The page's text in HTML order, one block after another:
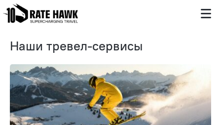
Наши тревел-сервисы